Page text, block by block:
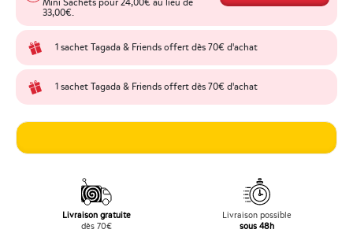
Mini Sachets pour 24,00€ au lieu de
33,00€.
1 sachet Tagada & Friends offert dès 70€ d'achat
1 sachet Tagada & Friends offert dès 70€ d'achat
Livraison gratuite
dès 70€
Livraison possible
sous 48h